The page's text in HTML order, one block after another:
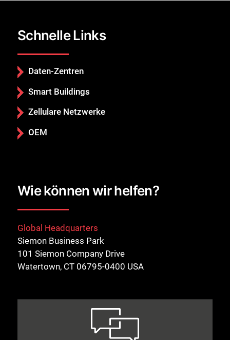
Schnelle Links
Daten-Zentren
Smart Buildings
Zellulare Netzwerke
OEM
Wie können wir helfen?
Global Headquarters
Siemon Business Park
101 Siemon Company Drive
Watertown, CT 06795-0400 USA